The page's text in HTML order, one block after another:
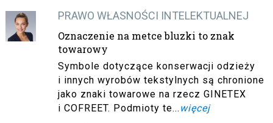
PRAWO WŁASNOŚCI INTELEKTUALNEJ
Oznaczenie na metce bluzki to znak
towarowy
Symbole dotyczące konserwacji odzieży
i innych wyrobów tekstylnych są chronione
jako znaki towarowe na rzecz GINETEX
i COFREET. Podmioty te... więcej